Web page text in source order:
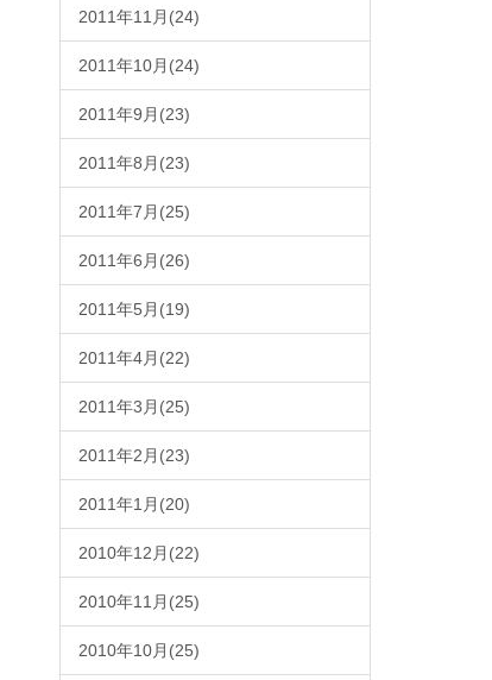
2011年11月(24)
2011年10月(24)
2011年9月(23)
2011年8月(23)
2011年7月(25)
2011年6月(26)
2011年5月(19)
2011年4月(22)
2011年3月(25)
2011年2月(23)
2011年1月(20)
2010年12月(22)
2010年11月(25)
2010年10月(25)